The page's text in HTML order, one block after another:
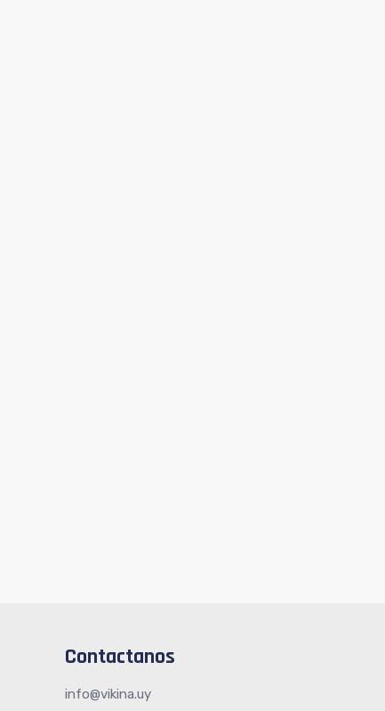
Contactanos
info@vikina.uy